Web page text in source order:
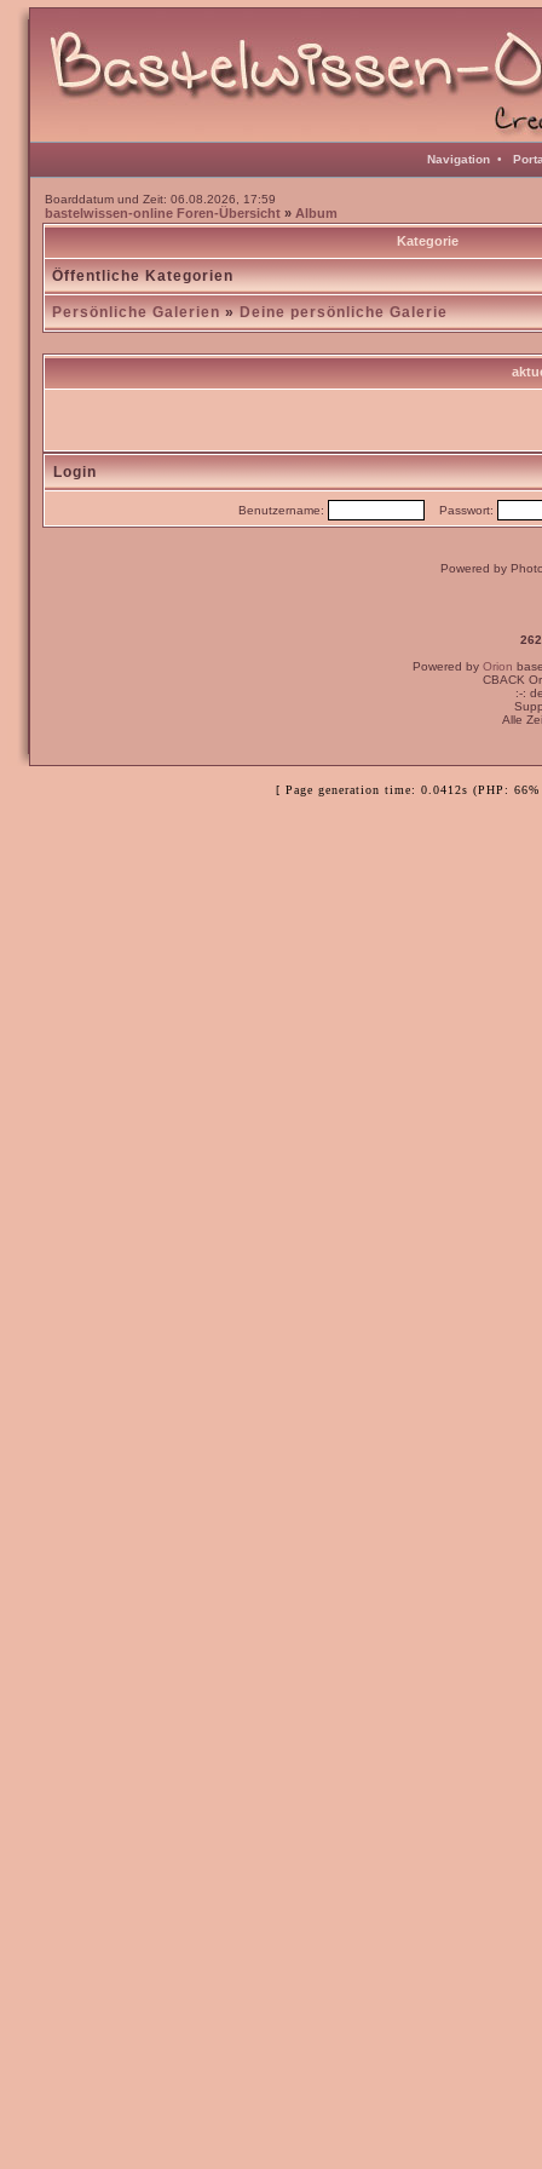
Navigation •
Boarddatum und Zeit: 06.08.2026, 17:59
bastelwissen-online Foren-Übersicht » Album
Kategorie
Öffentliche Kategorien
Persönliche Galerien»Deine persönliche Galerie
Login
Benutzername: Passwort:
Powered by
Powered by Orion
CBACK
:-:
Alle
[ Page generation time: 0.0412s (PHP: